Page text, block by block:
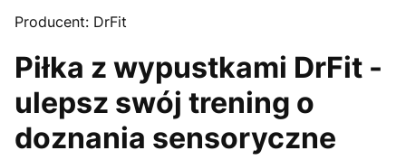
Producent: DrFit
Piłka z wypustkami DrFit -
ulepsz swój trening o
doznania sensoryczne